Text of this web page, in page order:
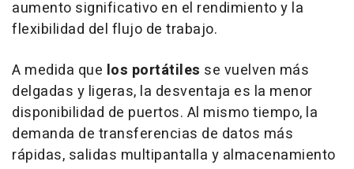
aumento significativo en el rendimiento y la
flexibilidad del flujo de trabajo.
A medida que los portátiles se vuelven más
delgadas y ligeras, la desventaja es la menor
disponibilidad de puertos. Al mismo tiempo, la
demanda de transferencias de datos más
rápidas, salidas multipantalla y almacenamiento